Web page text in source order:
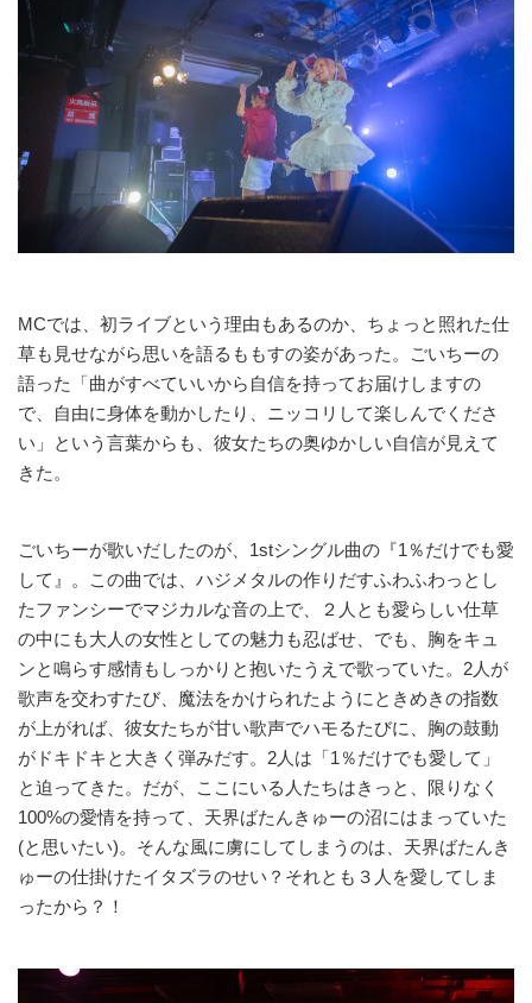
MCでは、初ライブという理由もあるのか、ちょっと照れた仕
草も見せながら思いを語るももすの姿があった。ごいちーの
語った「曲がすべていいから自信を持ってお届けしますの
で、自由に身体を動かしたり、ニッコリして楽しんでくださ
い」という言葉からも、彼女たちの奥ゆかしい自信が見えて
きた。
ごいちーが歌いだしたのが、1stシングル曲の『1％だけでも愛
して』。この曲では、ハジメタルの作りだすふわふわっとし
たファンシーでマジカルな音の上で、２人とも愛らしい仕草
の中にも大人の女性としての魅力も忍ばせ、でも、胸をキュ
ンと鳴らす感情もしっかりと抱いたうえで歌っていた。2人が
歌声を交わすたび、魔法をかけられたようにときめきの指数
が上がれば、彼女たちが甘い歌声でハモるたびに、胸の鼓動
がドキドキと大きく弾みだす。2人は「1％だけでも愛して」
と迫ってきた。だが、ここにいる人たちはきっと、限りなく
100%の愛情を持って、天界ばたんきゅーの沼にはまっていた
(と思いたい)。そんな風に虜にしてしまうのは、天界ばたんき
ゅーの仕掛けたイタズラのせい？それとも３人を愛してしま
ったから？！